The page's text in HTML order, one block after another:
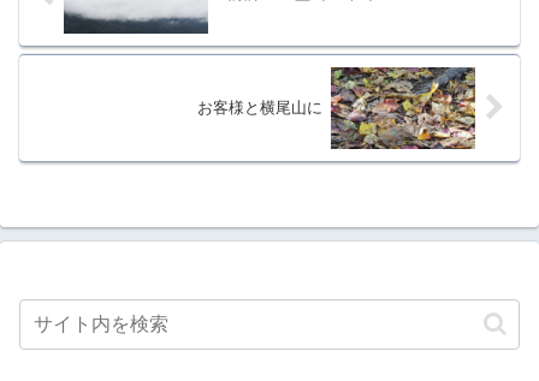
お客様と横尾山に